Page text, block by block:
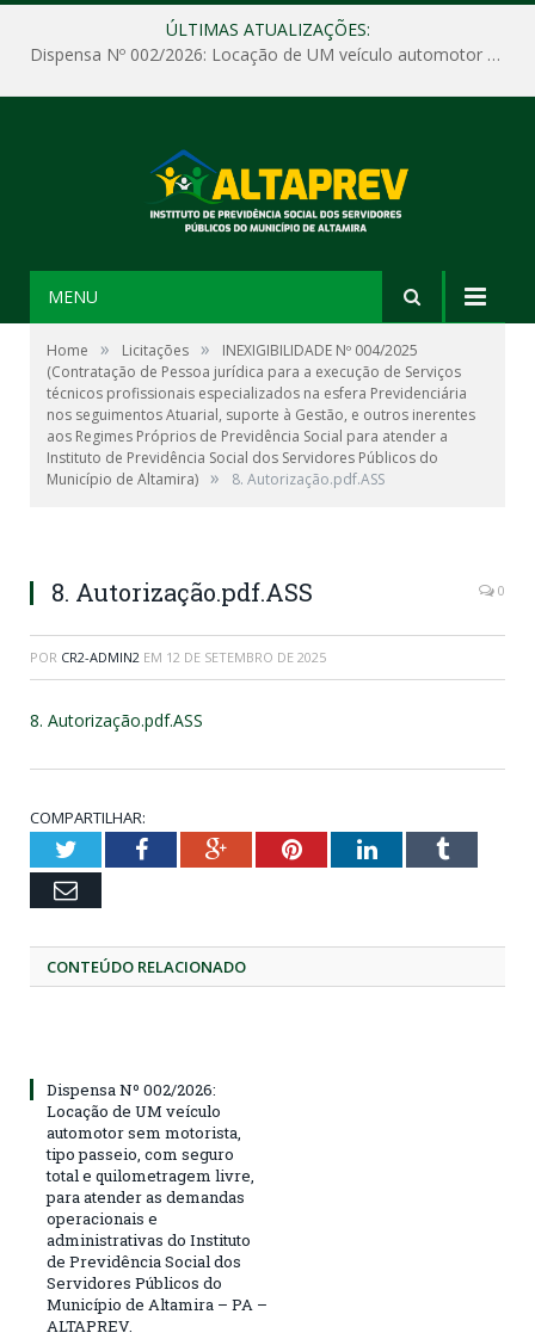
ÚLTIMAS ATUALIZAÇÕES:
Dispensa Nº 002/2026: Locação de UM veículo automotor sem motorista, tipo passeio, com seguro total e quilometragem livre, para atender as demandas operacionais e administrativas do Instituto de Previdência Social dos Servidores Públicos do Município de Altamira – PA – ALTAPREV.
MENU
Home » Licitações »
INEXIGIBILIDADE Nº 004/2025
(Contratação de Pessoa jurídica para a execução de Serviços
técnicos profissionais especializados na esfera Previdenciária
nos seguimentos Atuarial, suporte à Gestão, e outros inerentes
aos Regimes Próprios de Previdência Social para atender a
Instituto de Previdência Social dos Servidores Públicos do
Município de Altamira) » 8. Autorização.pdf.ASS
8. Autorização.pdf.ASS 0
POR CR2-ADMIN2 EM 12 DE SETEMBRO DE 2025
8. Autorização.pdf.ASS
COMPARTILHAR:
TwitterFacebookGoogle+PinterestLinkedInTumblr
Email
CONTEÚDO RELACIONADO
Dispensa Nº 002/2026:
Locação de UM veículo
automotor sem motorista,
tipo passeio, com seguro
total e quilometragem livre,
para atender as demandas
operacionais e
administrativas do Instituto
de Previdência Social dos
Servidores Públicos do
Município de Altamira – PA –
ALTAPREV.